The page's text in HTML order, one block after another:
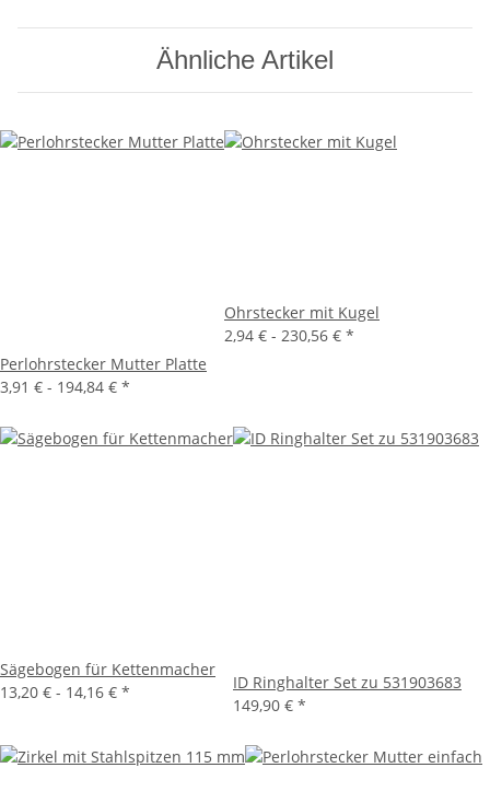
Ähnliche Artikel
Perlohrstecker Mutter Platte
3,91 € - 194,84 € *
Ohrstecker mit Kugel
2,94 € - 230,56 € *
Sägebogen für Kettenmacher
13,20 € - 14,16 € *
ID Ringhalter Set zu 531903683
149,90 € *